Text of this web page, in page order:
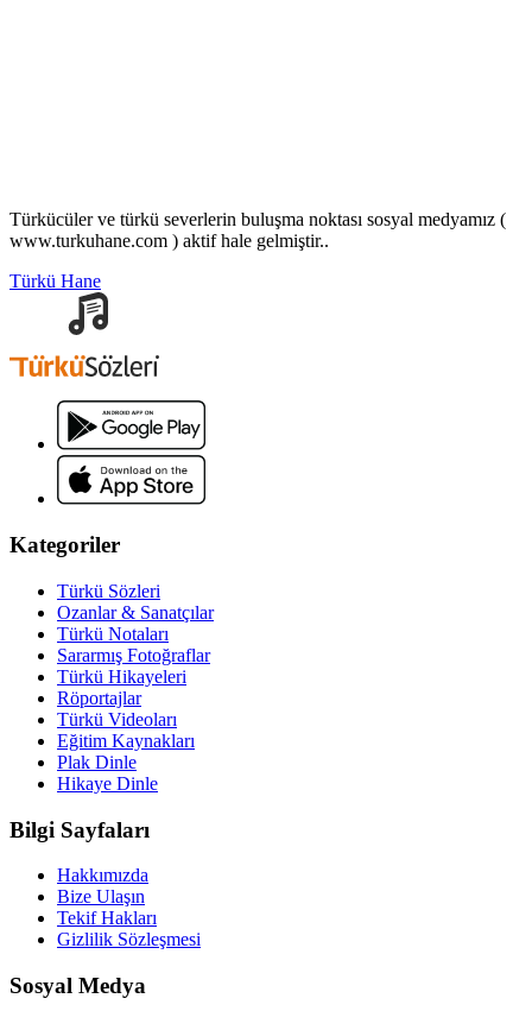
Türkücüler ve türkü severlerin buluşma noktası sosyal medyamız (
www.turkuhane.com ) aktif hale gelmiştir..
Türkü Hane
Kategoriler
Türkü Sözleri
Ozanlar & Sanatçılar
Türkü Notaları
Sararmış Fotoğraflar
Türkü Hikayeleri
Röportajlar
Türkü Videoları
Eğitim Kaynakları
Plak Dinle
Hikaye Dinle
Bilgi Sayfaları
Hakkımızda
Bize Ulaşın
Tekif Hakları
Gizlilik Sözleşmesi
Sosyal Medya